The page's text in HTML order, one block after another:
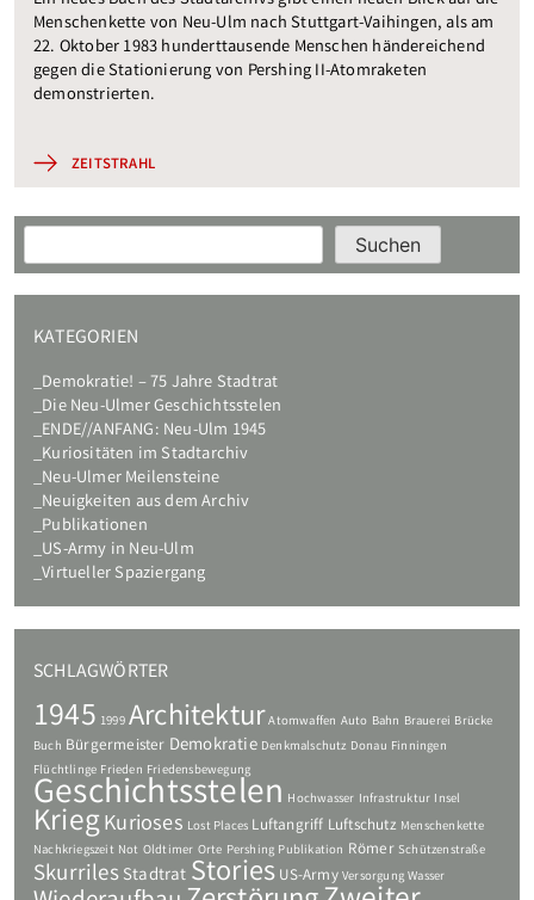
Menschenkette von Neu-Ulm nach Stuttgart-Vaihingen, als am
22. Oktober 1983 hunderttausende Menschen händereichend
gegen die Stationierung von Pershing II-Atomraketen
demonstrierten.
ZEITSTRAHL
Suchen Suchen
KATEGORIEN
Demokratie! – 75 Jahre Stadtrat
Die Neu-Ulmer Geschichtsstelen
ENDE//ANFANG: Neu-Ulm 1945
Kuriositäten im Stadtarchiv
Neu-Ulmer Meilensteine
Neuigkeiten aus dem Archiv
Publikationen
US-Army in Neu-Ulm
Virtueller Spaziergang
SCHLAGWÖRTER
1945 1999 Architektur Atomwaffen Auto Bahn Brauerei Brücke
Buch Bürgermeister Demokratie Denkmalschutz Donau Finningen
Flüchtlinge Frieden Friedensbewegung
Geschichtsstelen Hochwasser Infrastruktur Insel
KriegKurioses Lost Places Luftangriff Luftschutz Menschenkette
Nachkriegszeit Not Oldtimer Orte Pershing Publikation Römer Schützenstraße
SkurrilesStadtrat Stories US-Army Versorgung Wasser